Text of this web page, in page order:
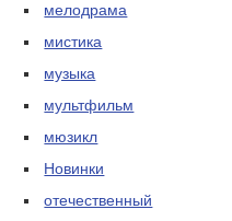
мелодрама
мистика
музыка
мультфильм
мюзикл
Новинки
отечественный